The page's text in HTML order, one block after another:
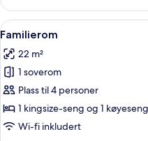
–
standard
Åpne
alle
bildene
av
Familierom
5
Familierom
22 m²
1 soverom
Plass til 4 personer
1 kingsize-seng og 1
Wi-fi inkludert